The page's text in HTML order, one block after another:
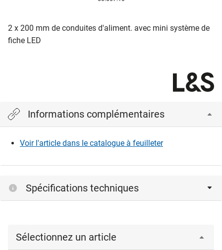
2 x 200 mm de conduites d'aliment. avec mini système de
fiche LED
Informations complémentaires
Voir l'article dans le catalogue à feuilleter
Spécifications techniques
Sélectionnez un article